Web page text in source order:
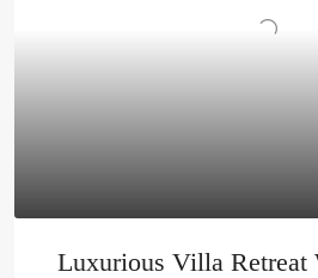
Luxurious Villa Retreat